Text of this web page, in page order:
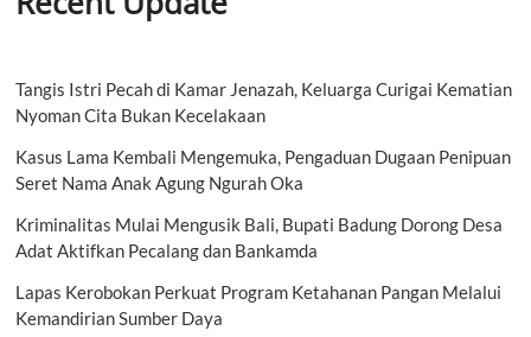
Tangis Istri Pecah di Kamar Jenazah, Keluarga Curigai Kematian
Nyoman Cita Bukan Kecelakaan
Kasus Lama Kembali Mengemuka, Pengaduan Dugaan Penipuan
Seret Nama Anak Agung Ngurah Oka
Kriminalitas Mulai Mengusik Bali, Bupati Badung Dorong Desa
Adat Aktifkan Pecalang dan Bankamda
Lapas Kerobokan Perkuat Program Ketahanan Pangan Melalui
Kemandirian Sumber Daya